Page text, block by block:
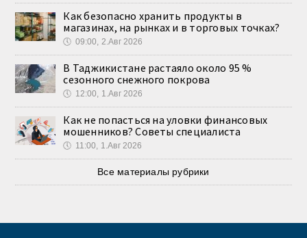
Как безопасно хранить продукты в
магазинах, на рынках и в торговых точках?
🕔 09:00, 2.Авг 2026
В Таджикистане растаяло около 95 %
сезонного снежного покрова
🕔 12:00, 1.Авг 2026
Как не попасться на уловки финансовых
мошенников? Советы специалиста
🕔 11:00, 1.Авг 2026
Все материалы рубрики